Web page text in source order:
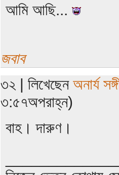
আমি আছি...
জবাব
৩২ | লিখেছেন অনার্য
৩:৫৭অপরাহ্ন)
বাহ। দারুণ।